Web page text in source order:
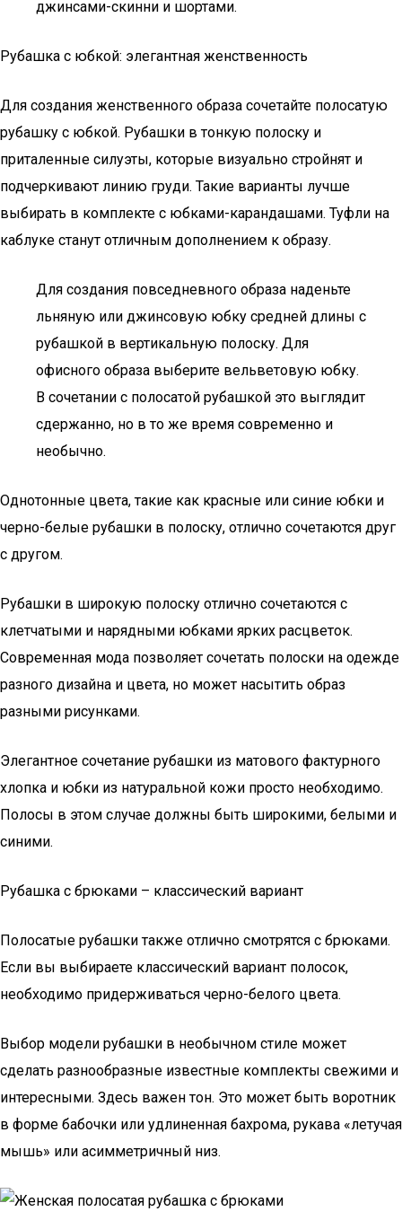
джинсами-скинни и шортами.
Рубашка с юбкой: элегантная женственность
Для создания женственного образа сочетайте полосатую
рубашку с юбкой. Рубашки в тонкую полоску и
приталенные силуэты, которые визуально стройнят и
подчеркивают линию груди. Такие варианты лучше
выбирать в комплекте с юбками-карандашами. Туфли на
каблуке станут отличным дополнением к образу.
Для создания повседневного образа наденьте
льняную или джинсовую юбку средней длины с
рубашкой в вертикальную полоску. Для
офисного образа выберите вельветовую юбку.
В сочетании с полосатой рубашкой это выглядит
сдержанно, но в то же время современно и
необычно.
Однотонные цвета, такие как красные или синие юбки и
черно-белые рубашки в полоску, отлично сочетаются друг
с другом.
Рубашки в широкую полоску отлично сочетаются с
клетчатыми и нарядными юбками ярких расцветок.
Современная мода позволяет сочетать полоски на одежде
разного дизайна и цвета, но может насытить образ
разными рисунками.
Элегантное сочетание рубашки из матового фактурного
хлопка и юбки из натуральной кожи просто необходимо.
Полосы в этом случае должны быть широкими, белыми и
синими.
Рубашка с брюками – классический вариант
Полосатые рубашки также отлично смотрятся с брюками.
Если вы выбираете классический вариант полосок,
необходимо придерживаться черно-белого цвета.
Выбор модели рубашки в необычном стиле может
сделать разнообразные известные комплекты свежими и
интересными. Здесь важен тон. Это может быть воротник
в форме бабочки или удлиненная бахрома, рукава «летучая
мышь» или асимметричный низ.